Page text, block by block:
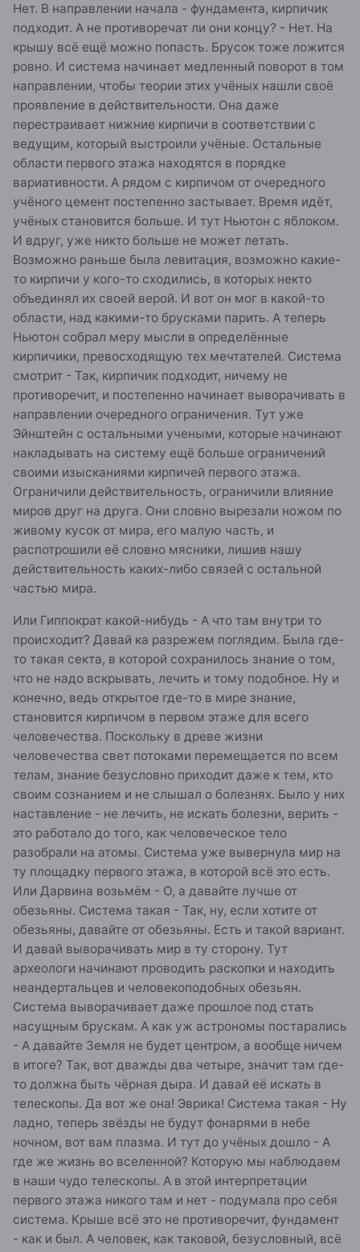
Нет. В направлении начала - фундамента, кирпичик
подходит. А не противоречат ли они концу? - Нет. На
крышу всё ещё можно попасть. Брусок тоже ложится
ровно. И система начинает медленный поворот в том
направлении, чтобы теории этих учёных нашли своё
проявление в действительности. Она даже
перестраивает нижние кирпичи в соответствии с
ведущим, который выстроили учёные. Остальные
области первого этажа находятся в порядке
вариативности. А рядом с кирпичом от очередного
учёного цемент постепенно застывает. Время идёт,
учёных становится больше. И тут Ньютон с яблоком.
И вдруг, уже никто больше не может летать.
Возможно раньше была левитация, возможно какие-
то кирпичи у кого-то сходились, в которых некто
объединял их своей верой. И вот он мог в какой-то
области, над какими-то брусками парить. А теперь
Ньютон собрал меру мысли в определённые
кирпичики, превосходящую тех мечтателей. Система
смотрит - Так, кирпичик подходит, ничему не
противоречит, и постепенно начинает выворачивать в
направлении очередного ограничения. Тут уже
Эйнштейн с остальными учеными, которые начинают
накладывать на систему ещё больше ограничений
своими изысканиями кирпичей первого этажа.
Ограничили действительность, ограничили влияние
миров друг на друга. Они словно вырезали ножом по
живому кусок от мира, его малую часть, и
распотрошили её словно мясники, лишив нашу
действительность каких-либо связей с остальной
частью мира.
Или Гиппократ какой-нибудь - А что там внутри то
происходит? Давай ка разрежем поглядим. Была где-
то такая секта, в которой сохранилось знание о том,
что не надо вскрывать, лечить и тому подобное. Ну и
конечно, ведь открытое где-то в мире знание,
становится кирпичом в первом этаже для всего
человечества. Поскольку в древе жизни
человечества свет потоками перемещается по всем
телам, знание безусловно приходит даже к тем, кто
своим сознанием и не слышал о болезнях. Было у них
наставление - не лечить, не искать болезни, верить -
это работало до того, как человеческое тело
разобрали на атомы. Система уже вывернула мир на
ту площадку первого этажа, в которой всё это есть.
Или Дарвина возьмём - О, а давайте лучше от
обезьяны. Система такая - Так, ну, если хотите от
обезьяны, давайте от обезьяны. Есть и такой вариант.
И давай выворачивать мир в ту сторону. Тут
археологи начинают проводить раскопки и находить
неандертальцев и человекоподобных обезьян.
Система выворачивает даже прошлое под стать
насущным брускам. А как уж астрономы постарались
- А давайте Земля не будет центром, а вообще ничем
в итоге? Так, вот дважды два четыре, значит там где-
то должна быть чёрная дыра. И давай её искать в
телескопы. Да вот же она! Эврика! Система такая - Ну
ладно, теперь звёзды не будут фонарями в небе
ночном, вот вам плазма. И тут до учёных дошло - А
где же жизнь во вселенной? Которую мы наблюдаем
в наши чудо телескопы. А в этой интерпретации
первого этажа никого там и нет - подумала про себя
система. Крыше всё это не противоречит, фундамент
- как и был. А человек, как таковой, безусловный, всё